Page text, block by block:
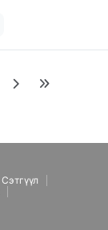
Сэтгүүл